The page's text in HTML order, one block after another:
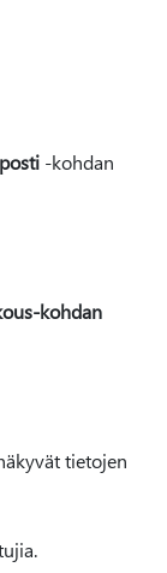
-kohdan
kohdan
tietojen